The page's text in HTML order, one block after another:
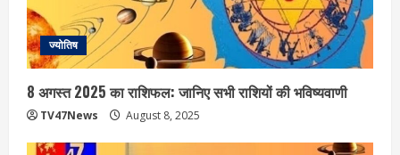
ज्योतिष
8 अगस्त 2025 का राशिफल: जानिए सभी राशियों की भविष्यवाणी
TV47News August 8, 2025